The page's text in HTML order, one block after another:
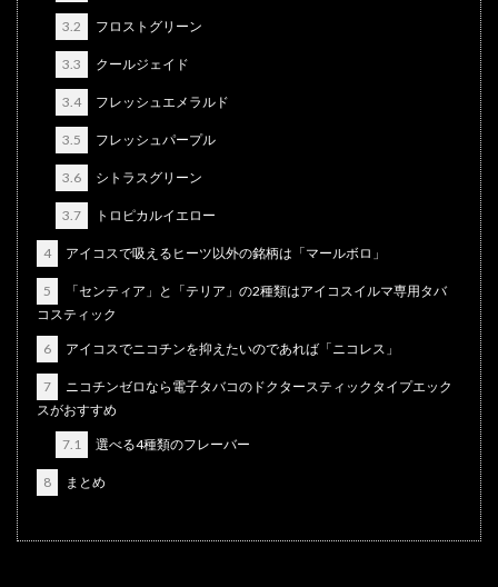
3.2 フロストグリーン
3.3 クールジェイド
3.4 フレッシュエメラルド
3.5 フレッシュパープル
3.6 シトラスグリーン
3.7 トロピカルイエロー
4 アイコスで吸えるヒーツ以外の銘柄は「マールボロ」
5
「センティア」と「テリア」の2種類はアイコスイルマ専用タバ
コスティック
6 アイコスでニコチンを抑えたいのであれば「ニコレス」
7
ニコチンゼロなら電子タバコのドクタースティックタイプエック
スがおすすめ
7.1 選べる4種類のフレーバー
8 まとめ